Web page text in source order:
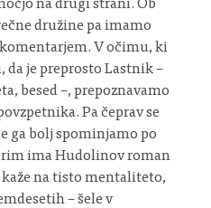
na drugi strani. Ob
družine pa imamo
V očimu, ki
da je preprosto Lastnik –
besed –, prepoznavamo
Pa čeprav se
ga bolj spominjamo po
ima Hudolinov roman
na tisto mentaliteto,
– šele v